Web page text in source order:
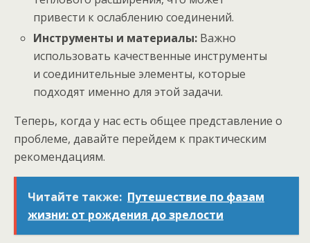
привести к ослаблению соединений.
Инструменты и материалы: Важно
использовать качественные инструменты
и соединительные элементы, которые
подходят именно для этой задачи.
Теперь, когда у нас есть общее представление о
проблеме, давайте перейдем к практическим
рекомендациям.
Читайте также: Путешествие по фазам
жизни: от рождения до зрелости